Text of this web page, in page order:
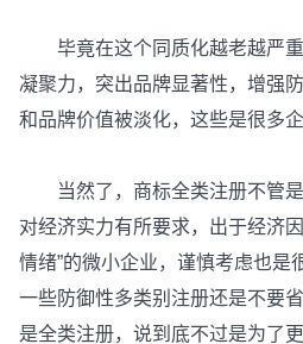
毕竟在这个同质化越老越严重
凝聚力，突出品牌显著性，增强
和品牌价值被淡化，这些是很多
当然了，商标全类注册不管是
对经济实力有所要求，出于经济
情绪”的微小企业，谨慎考虑也是
一些防御性多类别注册还是不要
是全类注册，说到底不过是为了更